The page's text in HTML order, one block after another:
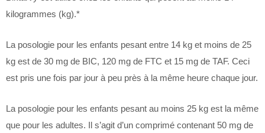
kilogrammes (kg).*
La posologie pour les enfants pesant entre 14 kg et moins de 25
kg est de 30 mg de BIC, 120 mg de FTC et 15 mg de TAF. Ceci
est pris une fois par jour à peu près à la même heure chaque jour.
La posologie pour les enfants pesant au moins 25 kg est la même
que pour les adultes. Il s’agit d’un comprimé contenant 50 mg de